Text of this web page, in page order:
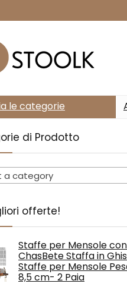
le categorie
di Prodotto
a category
offerte!
Staffe per Mensole
ChasBete Staffa in
Staffe per Mensole
8,5 cm- 2 Paia